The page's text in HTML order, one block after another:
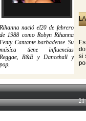
Rihanna nació el20 de febrero
de 1988 como Robyn Rihanna
Fenty. Cantante barbadense. Su
música tiene influencias
Reggae, R&B y Dancehall y
pop.
si
21